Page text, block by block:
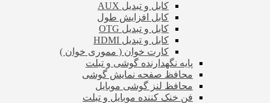
کابل و تبدیل AUX
کابل افزایش طول
کابل و تبدیل OTG
کابل و تبدیل HDMI
کارت خوان ( مموری خوان )
پایه نگهدارنده گوشی و تبلت
محافظ صفحه نمایش گوشی
محافظ لنز گوشی موبایل
فن خنک کننده موبایل و تبلت